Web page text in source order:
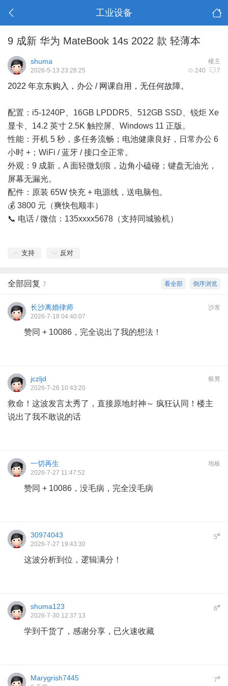
工业设备
9 成新 华为 MateBook 14s 2022 款 轻薄本
楼主
shuma
240 7
2026-5-13 23:28:25
2022 年京东购入，办公 / 网课自用，无任何故障。
配置：i5-1240P、16GB LPDDR5、512GB SSD、锐炬 Xe
显卡、14.2 英寸 2.5K 触控屏、Windows 11 正版。
性能：开机 5 秒，多任务流畅；电池健康良好，日常办公 6
小时 +；WiFi / 蓝牙 / 接口全正常。
外观：9 成新，A 面轻微划痕，边角小磕碰；键盘无油光，
屏幕无漏光。
配件：原装 65W 快充 + 电源线，送电脑包。
💰 3800 元（爽快包顺丰）
📞 电话 / 微信：135xxxx5678（支持同城验机）
支持 反对
倒序浏览
看全部
全部回复 7
沙发
长沙离婚律师
2026-7-18 04:40:07
赞同 + 10086，完全说出了我的想法！
板凳
jczljd
2026-7-26 10:43:20
救命！这波发言太秀了，直接原地封神～ 疯狂认同！楼主
说出了我不敢说的话
地板
一切再生
2026-7-27 11:47:52
赞同 + 10086，没毛病，完全没毛病
5#
30974043
2026-7-27 19:43:30
这波分析到位，逻辑满分！
6#
shuma123
2026-7-30 12:37:13
学到干货了，感谢分享，已火速收藏
7#
Marygrish7445